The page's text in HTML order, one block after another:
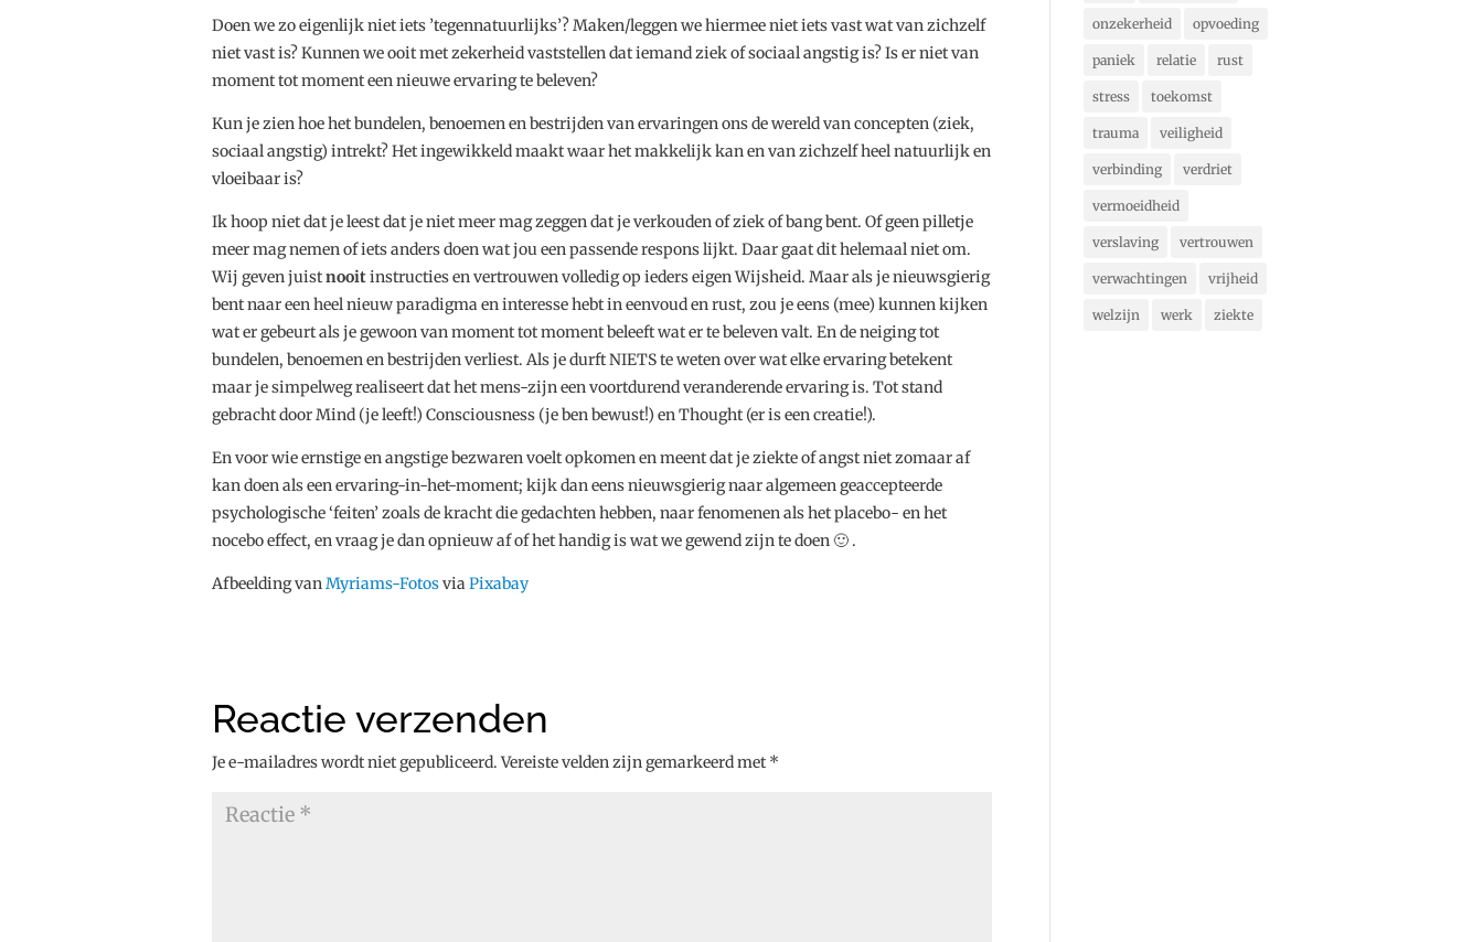
Doen we zo eigenlijk niet iets ’tegennatuurlijks’? Maken/leggen we hiermee niet iets vast wat van zichzelf
niet vast is? Kunnen we ooit met zekerheid vaststellen dat iemand ziek of sociaal angstig is? Is er niet van
moment tot moment een nieuwe ervaring te beleven?
Kun je zien hoe het bundelen, benoemen en bestrijden van ervaringen ons de wereld van concepten (ziek,
sociaal angstig) intrekt? Het ingewikkeld maakt waar het makkelijk kan en van zichzelf heel natuurlijk en
vloeibaar is?
Ik hoop niet dat je leest dat je niet meer mag zeggen dat je verkouden of ziek of bang bent. Of geen pilletje
meer mag nemen of iets anders doen wat jou een passende respons lijkt. Daar gaat dit helemaal niet om.
Wij geven juistnooitinstructies en vertrouwen volledig op ieders eigen Wijsheid. Maar als je nieuwsgierig
bent naar een heel nieuw paradigma en interesse hebt in eenvoud en rust, zou je eens (mee) kunnen kijken
wat er gebeurt als je gewoon van moment tot moment beleeft wat er te beleven valt. En de neiging tot
bundelen, benoemen en bestrijden verliest. Als je durft NIETS te weten over wat elke ervaring betekent
maar je simpelweg realiseert dat het mens-zijn een voortdurend veranderende ervaring is. Tot stand
gebracht door Mind (je leeft!) Consciousness (je ben bewust!) en Thought (er is een creatie!).
En voor wie ernstige en angstige bezwaren voelt opkomen en meent dat je ziekte of angst niet zomaar af
kan doen als een ervaring-in-het-moment; kijk dan eens nieuwsgierig naar algemeen geaccepteerde
psychologische ‘feiten’ zoals de kracht die gedachten hebben, naar fenomenen als het placebo- en het
nocebo effect, en vraag je dan opnieuw af of het handig is wat we gewend zijn te doen 🙂 .
Afbeelding vanMyriams-FotosviaPixabay
Reactie verzenden
Je e-mailadres wordt niet gepubliceerd. Vereiste velden zijn gemarkeerd met *
onzekerheid opvoeding
paniek relatie rust
stress toekomst
trauma veiligheid
verbinding verdriet
vermoeidheid
verslaving vertrouwen
verwachtingen vrijheid
welzijn werk ziekte